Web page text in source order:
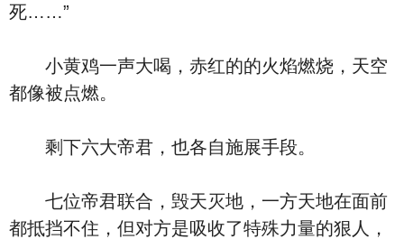
死……”
小黄鸡一声大喝，赤红的的火焰燃烧，天空
都像被点燃。
剩下六大帝君，也各自施展手段。
七位帝君联合，毁天灭地，一方天地在面前
都抵挡不住，但对方是吸收了特殊力量的狠人，